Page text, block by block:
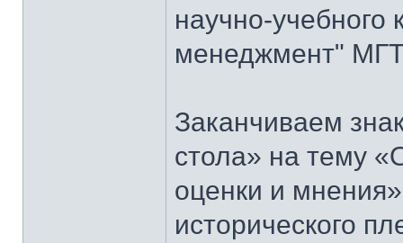
научно-
менеджмент"
Заканчиваем
стола» на тему
оценки и
исторического